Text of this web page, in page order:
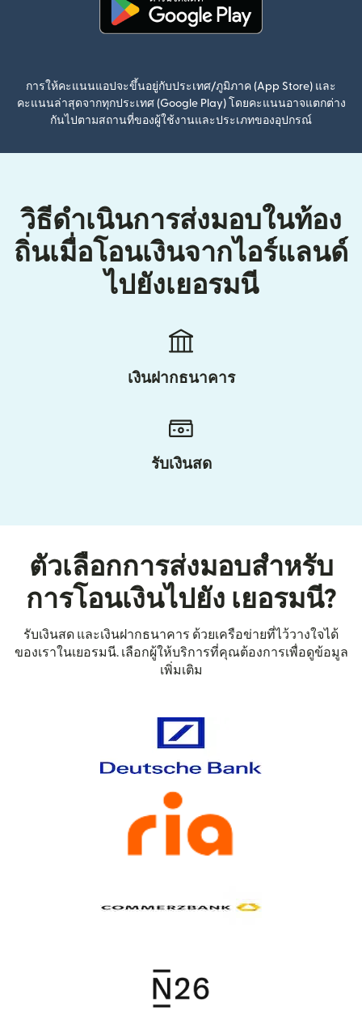
การให้คะแนนแอปจะขึ้นอยู่กับประเทศ/ภูมิภาค (App Store) และ
คะแนนล่าสุดจากทุกประเทศ (Google Play) โดยคะแนนอาจแตกต่าง
กันไปตามสถานที่ของผู้ใช้งานและประเภทของอุปกรณ์
วิธีดำเนินการส่งมอบในท้อง
ถิ่นเมื่อโอนเงินจากไอร์แลนด์
ไปยังเยอรมนี
เงินฝากธนาคาร
รับเงินสด
ตัวเลือกการส่งมอบสำหรับ
การโอนเงินไปยัง เยอรมนี?
รับเงินสด และเงินฝากธนาคาร ด้วยเครือข่ายที่ไว้วางใจได้
ของเราในเยอรมนี. เลือกผู้ให้บริการที่คุณต้องการเพื่อดูข้อมูล
เพิ่มเติม